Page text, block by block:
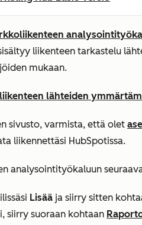
liikenteen tarkastelu
mukaan.
lähteiden
sivusto, varmista, että olet
liikennettäsi HubSpotissa.
analysointityökaluun
Lisää ja siirry sitten
siirry suoraan kohtaan